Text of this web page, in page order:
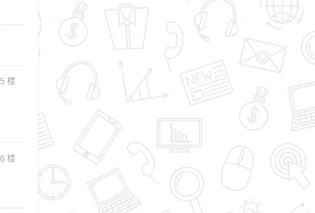
楼
楼